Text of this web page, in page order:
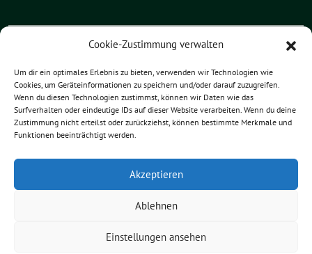
Cookie-Zustimmung verwalten
Um dir ein optimales Erlebnis zu bieten, verwenden wir Technologien wie
Cookies, um Geräteinformationen zu speichern und/oder darauf zuzugreifen.
Wenn du diesen Technologien zustimmst, können wir Daten wie das
Surfverhalten oder eindeutige IDs auf dieser Website verarbeiten. Wenn du deine
Zustimmung nicht erteilst oder zurückziehst, können bestimmte Merkmale und
Funktionen beeinträchtigt werden.
Akzeptieren
Ablehnen
Einstellungen ansehen
Grüne Bayern
Grüne Oberpfalz
Grüne Landkreis Regensburg
Merten Niebelschütz benutzt das
freie grüne Themesunflower‐ ein